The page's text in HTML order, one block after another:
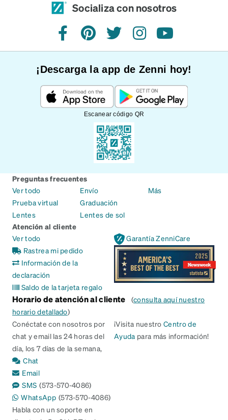
Socializa con nosotros
FacebookPinterestTwitterInstagramYouTube
¡Descarga la app de Zenni hoy!
Escanear código QR
Preguntas frecuentes
Ver todo
Prueba virtual
Lentes
Envío
Graduación
Lentes de sol
Más
Atención al cliente
Ver todo
Rastrea mi pedido
Información de la
declaración
Saldo de la tarjeta regalo
Garantía ZenniCare
Horario de atención al cliente (consulta aquí nuestro
horario detallado)
Conéctate con nosotros por
chat y email las 24 horas del
día, los 7 días de la semana,
Chat
Email
SMS (573-570-4086)
WhatsApp (573-570-4086)
Habla con un soporte en
¡Visita nuestroCentro de
Ayuda para más información!